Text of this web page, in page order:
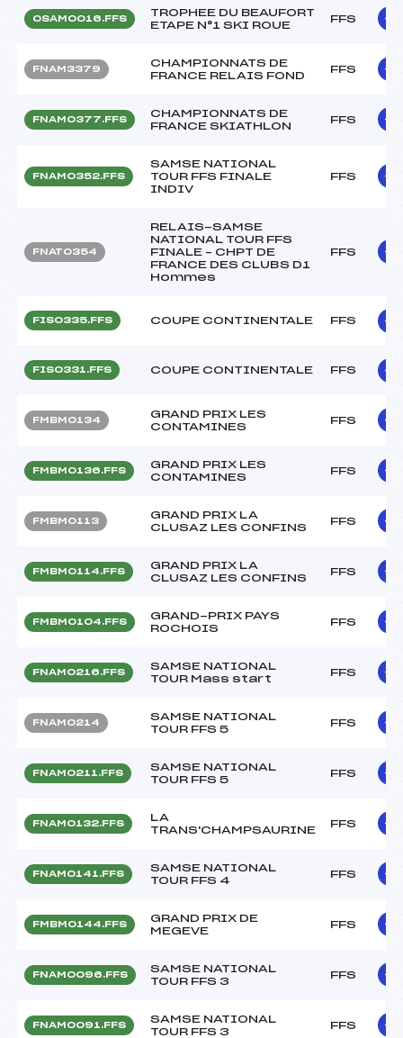
OSAM0016.FFS
TROPHEE DU BEAUFORT
ETAPE N°1 SKI ROUE
FFS
FNAM3379
CHAMPIONNATS DE
FRANCE RELAIS FOND
FFS
FNAM0377.FFS
CHAMPIONNATS DE
FRANCE SKIATHLON
FFS
FNAM0352.FFS
SAMSE NATIONAL
TOUR FFS FINALE
INDIV
FFS
FNAT0354
RELAIS-SAMSE
NATIONAL TOUR FFS
FINALE – CHPT DE
FRANCE DES CLUBS D1
Hommes
FFS
FIS0335.FFS COUPE CONTINENTALE FFS
FIS0331.FFS COUPE CONTINENTALE FFS
FMBM0134
GRAND PRIX LES
CONTAMINES
FFS
FMBM0136.FFS
GRAND PRIX LES
CONTAMINES
FFS
FMBM0113
GRAND PRIX LA
CLUSAZ LES CONFINS
FFS
FMBM0114.FFS
GRAND PRIX LA
CLUSAZ LES CONFINS
FFS
FMBM0104.FFS
GRAND-PRIX PAYS
ROCHOIS
FFS
FNAM0216.FFS
SAMSE NATIONAL
TOUR Mass start
FFS
FNAM0214
SAMSE NATIONAL
TOUR FFS 5
FFS
FNAM0211.FFS
SAMSE NATIONAL
TOUR FFS 5
FFS
FNAM0132.FFS
LA
TRANS'CHAMPSAURINE
FFS
FNAM0141.FFS
SAMSE NATIONAL
TOUR FFS 4
FFS
FMBM0144.FFS
GRAND PRIX DE
MEGEVE
FFS
FNAM0096.FFS
SAMSE NATIONAL
TOUR FFS 3
FFS
FNAM0091.FFS
SAMSE NATIONAL
TOUR FFS 3
FFS